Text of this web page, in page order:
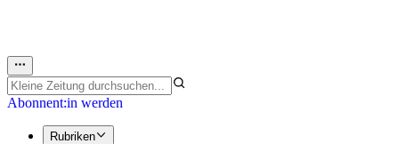
Abonnent:in werden
Rubriken